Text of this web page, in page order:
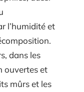
l’humidité et
dans les
ouvertes et
mûrs et les